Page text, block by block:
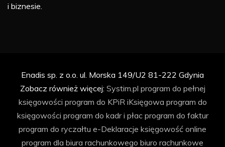
i biznesie.
Enadis sp. z o.o. ul. Morska 149/U2 81-222 Gdynia
Zobacz również więcej: Systim.pl program do pełnej
księgowości program do KPiR iKsięgowa program do
księgowości program do kadr i płac program do faktur
program do ryczałtu e-Deklaracje księgowość online
program dla biura rachunkowego biuro rachunkowe